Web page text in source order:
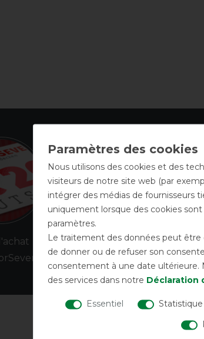
vos
Nous utilisons des cookies et des
visiteurs de notre site web (par
intégrer des médias de fournisseurs
uniquement lorsque des cookies
paramètres.
Le traitement des données peut
de donner ou de refuser son
consentement à une date ultérieure.
des services dans notre Déclaration
Essentiel Statistique